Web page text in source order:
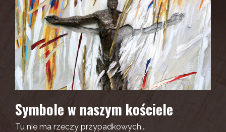
Symbole w naszym kościele
Tu nie ma rzeczy przypadkowych...